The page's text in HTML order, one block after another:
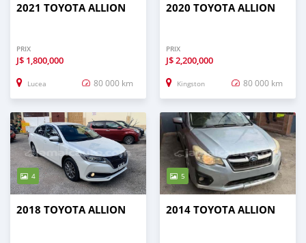
2021 TOYOTA ALLION
PRIX
J$ 1,800,000
Lucea 80 000 km
2020 TOYOTA ALLION
PRIX
J$2,200,000
Kingston 80 000 km
4
2018 TOYOTA ALLION
5
2014 TOYOTA ALLION